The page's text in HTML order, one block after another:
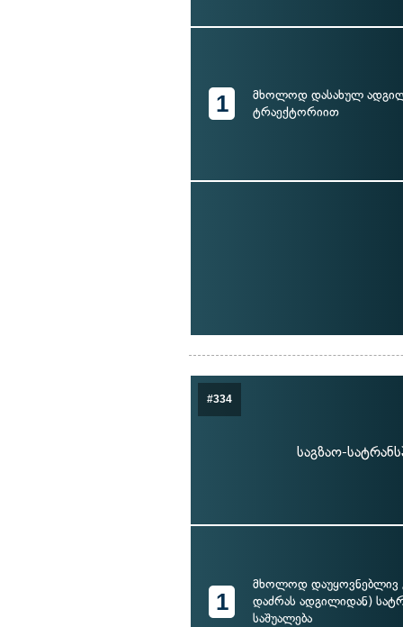
1
მხოლოდ დასახულ
ტრაექტორიით
#334
საგზაო-
1
მხოლოდ დაუყოვნებლივ
დაძრას ადგილიდან)
საშუალება